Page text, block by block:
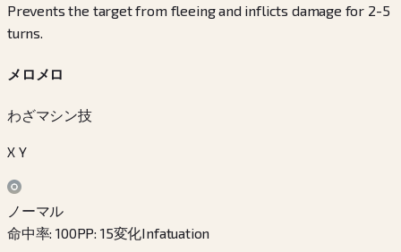
Prevents the target from fleeing and inflicts damage for 2-5
turns.
メロメロ
わざマシン技
X Y
ノーマル
命中率:100PP: 15変化Infatuation